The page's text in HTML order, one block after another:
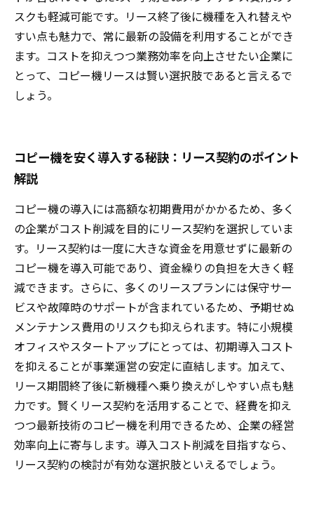
スクも軽減可能です。リース終了後に機種を入れ替えや
すい点も魅力で、常に最新の設備を利用することができ
ます。コストを抑えつつ業務効率を向上させたい企業に
とって、コピー機リースは賢い選択肢であると言えるで
しょう。
コピー機を安く導入する秘訣：リース契約のポイント
解説
コピー機の導入には高額な初期費用がかかるため、多く
の企業がコスト削減を目的にリース契約を選択していま
す。リース契約は一度に大きな資金を用意せずに最新の
コピー機を導入可能であり、資金繰りの負担を大きく軽
減できます。さらに、多くのリースプランには保守サー
ビスや故障時のサポートが含まれているため、予期せぬ
メンテナンス費用のリスクも抑えられます。特に小規模
オフィスやスタートアップにとっては、初期導入コスト
を抑えることが事業運営の安定に直結します。加えて、
リース期間終了後に新機種へ乗り換えがしやすい点も魅
力です。賢くリース契約を活用することで、経費を抑え
つつ最新技術のコピー機を利用できるため、企業の経営
効率向上に寄与します。導入コスト削減を目指すなら、
リース契約の検討が有効な選択肢といえるでしょう。